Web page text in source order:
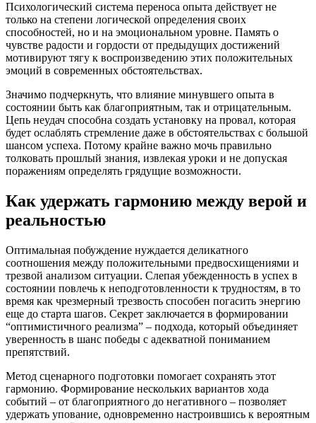
Психологический система переноса опыта действует не
только на степени логической определения своих
способностей, но и на эмоциональном уровне. Память о
чувстве радости и гордости от предыдущих достижений
мотивируют тягу к воспроизведению этих положительных
эмоций в современных обстоятельствах.
Значимо подчеркнуть, что влияние минувшего опыта в
состоянии быть как благоприятным, так и отрицательным.
Цепь неудач способна создать установку на провал, которая
будет ослаблять стремление даже в обстоятельствах с большой
шансом успеха. Потому крайне важно мочь правильно
толковать прошлый знания, извлекая уроки и не допуская
поражениям определять грядущие возможности.
Как удержать гармонию между верой и
реальностью
Оптимальная побуждение нуждается деликатного
соотношения между положительными предвосхищениями и
трезвой анализом ситуации. Слепая убежденность в успех в
состоянии повлечь к неподготовленности к трудностям, в то
время как чрезмерный трезвость способен погасить энергию
еще до старта шагов. Секрет заключается в формировании
“оптимистичного реализма” – подхода, который объединяет
уверенность в шанс победы с адекватной пониманием
препятствий.
Метод сценарного подготовки помогает сохранять этот
гармонию. Формирование нескольких вариантов хода
событий – от благоприятного до негативного – позволяет
удержать упование, одновременно настроившись к вероятным